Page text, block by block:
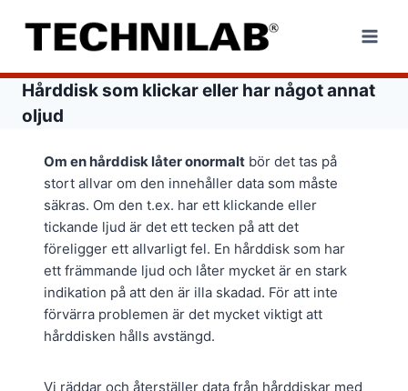
content
Hårddisk som klickar eller har något annat
oljud
Om en hårddisk låter onormalt bör det tas på
stort allvar om den innehåller data som måste
säkras. Om den t.ex. har ett klickande eller
tickande ljud är det ett tecken på att det
föreligger ett allvarligt fel. En hårddisk som har
ett främmande ljud och låter mycket är en stark
indikation på att den är illa skadad. För att inte
förvärra problemen är det mycket viktigt att
hårddisken hålls avstängd.
Vi räddar och återställer data från hårddiskar med